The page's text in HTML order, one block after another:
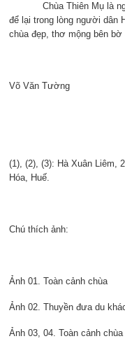
Chùa Thiên Mụ là ngôi
để lại trong lòng người dân
chùa đẹp, thơ mộng bên bờ
Võ Văn Tường
(1), (2), (3): Hà Xuân Liêm,
Hóa, Huế.
Chú thích ảnh:
Ảnh 01. Toàn cảnh chùa
Ảnh 02. Thuyền đưa du
Ảnh 03, 04. Toàn cảnh chùa